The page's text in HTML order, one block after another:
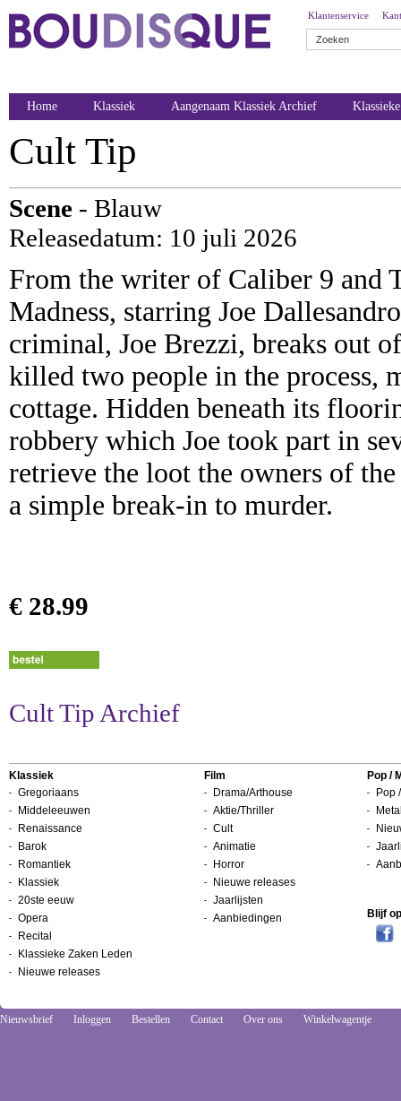
Klantenservice
Home Klassiek Aangenaam Klassiek Archief
Cult Tip
Scene - Blauw
Releasedatum: 10 juli 2026
From the writer of Caliber 9 and
Madness, starring Joe
criminal, Joe Brezzi, breaks out
killed two people in the process,
cottage. Hidden beneath its
robbery which Joe took part in
retrieve the loot the owners of
a simple break-in to murder.
€ 28.99
Cult Tip Archief
Klassiek
Gregoriaans
Middeleeuwen
Renaissance
Barok
Romantiek
Klassiek
20ste eeuw
Opera
Recital
Klassieke Zaken Leden
Nieuwe releases
Film
Drama/Arthouse
Aktie/Thriller
Cult
Animatie
Horror
Nieuwe releases
Jaarlijsten
Aanbiedingen
Pop /
Pop
Blijf
Nieuwsbrief Inloggen Bestellen Contact Over ons Winkelwagentje